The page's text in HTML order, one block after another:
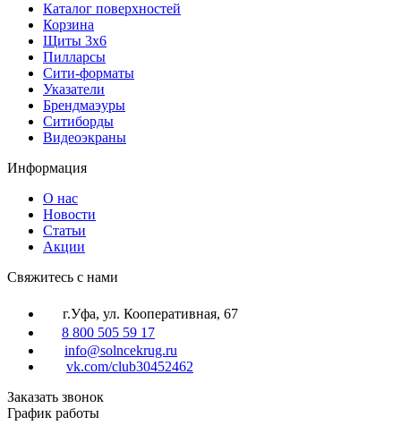
Каталог поверхностей
Корзина
Щиты 3х6
Пилларсы
Сити-форматы
Указатели
Брендмаэуры
Ситиборды
Видеоэкраны
Информация
О нас
Новости
Статьи
Акции
Cвяжитесь с нами
г.Уфа, ул. Кооперативная, 67
8 800 505 59 17
info@solncekrug.ru
vk.com/club30452462
Заказать звонок
График работы